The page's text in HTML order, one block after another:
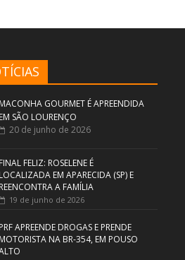
MACONHA GOURMET É APREENDIDA
EM SÃO LOURENÇO
20 de junho de 2026
FINAL FELIZ: ROSELENE É
LOCALIZADA EM APARECIDA (SP) E
REENCONTRA A FAMÍLIA
19 de junho de 2026
PRF APREENDE DROGAS E PRENDE
MOTORISTA NA BR-354, EM POUSO